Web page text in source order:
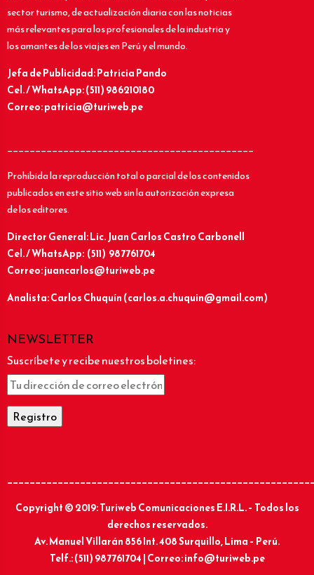
sector turismo, de actualización diaria con las noticias
más relevantes para los profesionales de la industria y
los amantes de los viajes en Perú y el mundo.
Jefa de Publicidad: Patricia Pando
Cel. / WhatsApp: (511) 986210180
Correo: patricia@turiweb.pe
____________________________________________
Prohibida la reproducción total o parcial de los contenidos
publicados en este sitio web sin la autorización expresa
de los editores.
Director General: Lic.Juan Carlos Castro Carbonell
Cel. / WhatsApp: (511) 987761704
Correo: juancarlos@turiweb.pe
Analista: Carlos Chuquín (carlos.a.chuquin@gmail.com)
NEWSLETTER
Suscríbete y recibe nuestros boletines:
Copyright © 2019: Turiweb Comunicaciones E.I.R.L. – Todos los
derechos reservados.
Av. Manuel Villarán 856 Int. 408 Surquillo, Lima – Perú.
Telf.: (511) 987761704 | Correo: info@turiweb.pe